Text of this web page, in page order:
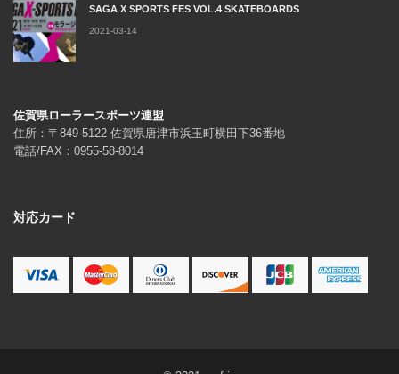
SAGA X SPORTS FES VOL.4 SKATEBOARDS
2021-03-14
佐賀県ローラースポーツ連盟
住所：〒849-5122 佐賀県唐津市浜玉町横田下36番地
電話/FAX：0955-58-8014
対応カード